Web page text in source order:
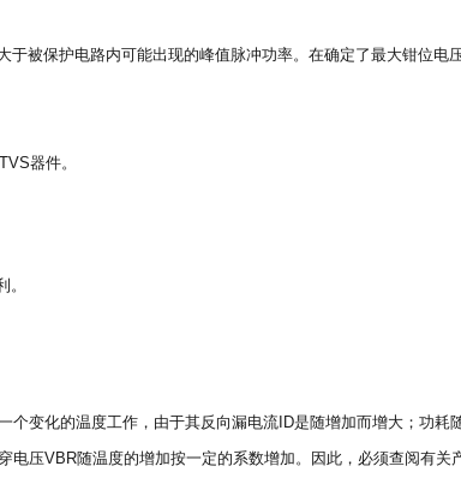
于被保护电路内可能出现的峰值脉冲功率。在确定了最大钳位电
器件。
变化的温度工作，由于其反向漏电流ID是随增加而增大；功耗
压VBR随温度的增加按一定的系数增加。因此，必须查阅有关